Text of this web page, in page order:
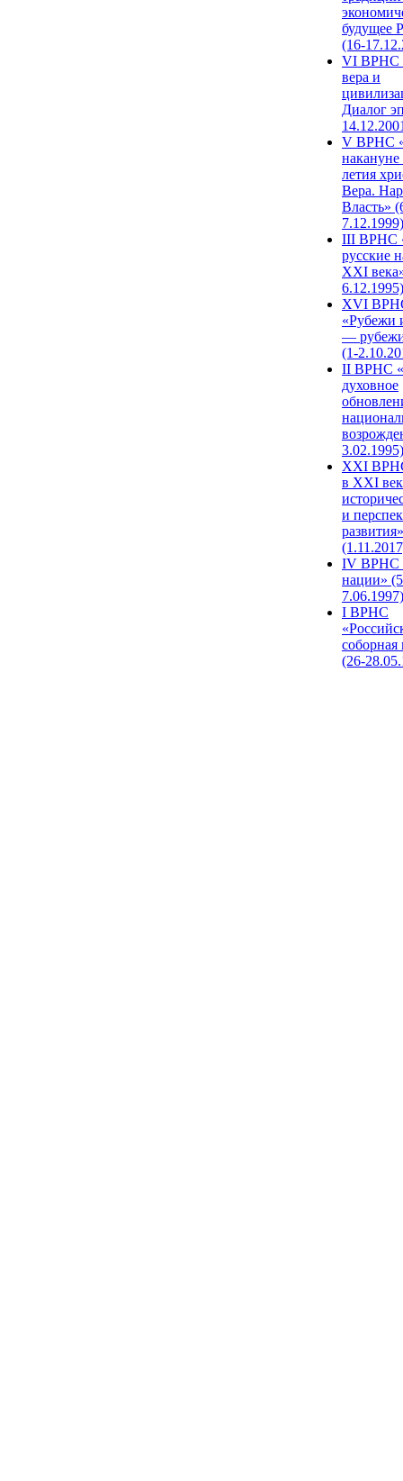
будущее
(16-
VI ВРНС
вера и
Диалог
V ВРНС
накануне
летия
Вера.
Власть»
7.12.1999)
III ВРНС
русские
XXI
6.12.1995)
XVI
«Рубежи
—
(1-
II ВРНС
духовное
3.02.1995)
XХI
в XXI
и
развития»
IV ВРНС
нации»
7.06.1997)
I ВРНС
(26-